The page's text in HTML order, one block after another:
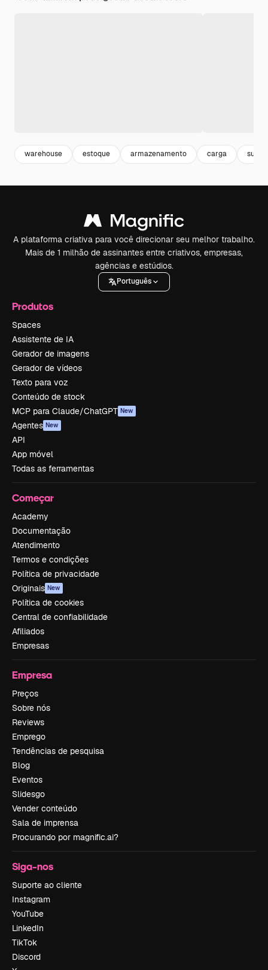
warehouse estoque armazenamento carga supply
A plataforma criativa para você direcionar seu melhor trabalho.
Mais de 1 milhão de assinantes entre criativos, empresas,
agências e estúdios.
Português
Produtos
Spaces
Assistente de IA
Gerador de imagens
Gerador de vídeos
Texto para voz
Conteúdo de stock
MCP para Claude/ChatGPT New
Agentes New
API
App móvel
Todas as ferramentas
Começar
Academy
Documentação
Atendimento
Termos e condições
Política de privacidade
Originais New
Política de cookies
Central de confiabilidade
Afiliados
Empresas
Empresa
Preços
Sobre nós
Reviews
Emprego
Tendências de pesquisa
Blog
Eventos
Slidesgo
Vender conteúdo
Sala de imprensa
Procurando por magnific.ai?
Siga-nos
Suporte ao cliente
Instagram
YouTube
LinkedIn
TikTok
Discord